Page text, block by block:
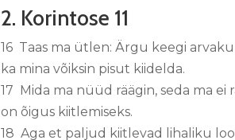
2. Korintose 11
16 Taas ma ütlen: Ärgu keegi
ka mina võiksin pisut kiidelda.
17 Mida ma nüüd räägin, seda ma
on õigus kiitlemiseks.
18 Aga et paljud kiitlevad lihaliku